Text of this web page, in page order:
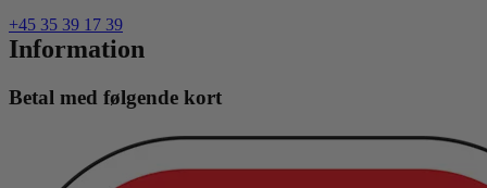
+45 35 39 17 39
Information
Betal med følgende kort